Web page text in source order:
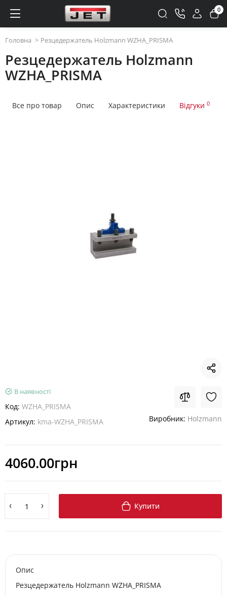
0
Головна Резцедержатель Holzmann WZHA_PRISMA
Резцедержатель Holzmann
WZHA_PRISMA
Все про товар Опис Характеристики Відгуки 0
В наявності
Код: WZHA_PRISMA
Артикул: kma-WZHA_PRISMA Виробник: Holzmann
4060.00грн
Купити
Опис
Резцедержатель Holzmann WZHA_PRISMA